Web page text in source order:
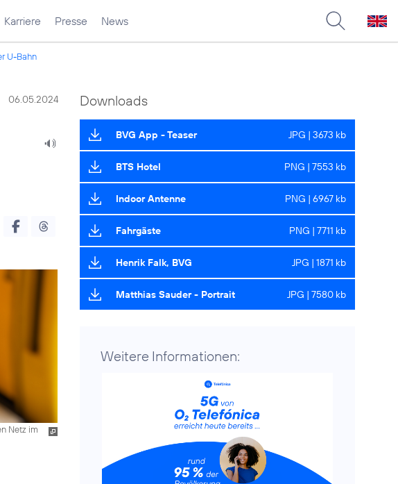
Karriere Presse News
U-Bahn
06.05.2024
Netz im
Downloads
BVG App - Teaser JPG | 3673 kb
BTS Hotel PNG | 7553 kb
Indoor Antenne PNG | 6967 kb
Fahrgäste PNG | 7711 kb
Henrik Falk, BVG JPG | 1871 kb
Matthias Sauder - Portrait JPG | 7580 kb
Weitere Informationen: